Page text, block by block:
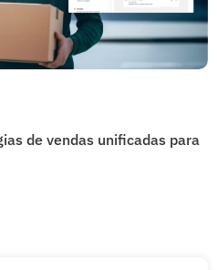
de vendas unificadas para